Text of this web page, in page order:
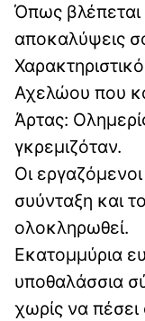
Όπως βλέπεται
αποκαλύψεις
Αχελώου που
Άρτας:
γκρεμιζόταν.
Οι
συύνταξη και
ολοκληρωθεί.
Εκατομμύρια
υποθαλάσσια
χωρίς να πέσει